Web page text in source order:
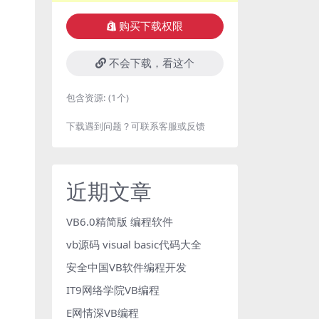
购买下载权限
不会下载，看这个
包含资源: (1个)
下载遇到问题？可联系客服或反馈
近期文章
VB6.0精简版 编程软件
vb源码 visual basic代码大全
安全中国VB软件编程开发
IT9网络学院VB编程
E网情深VB编程